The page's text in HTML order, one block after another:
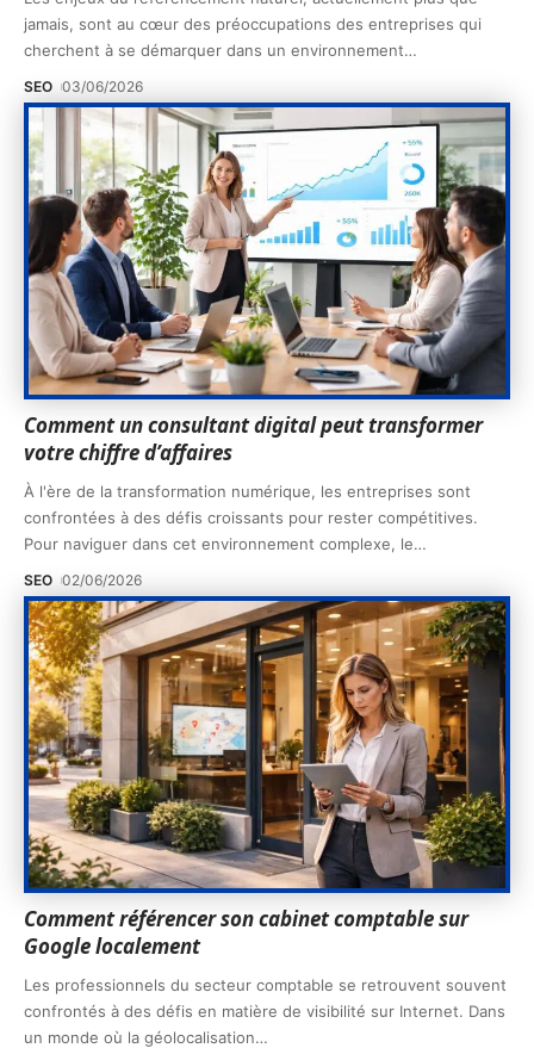
jamais, sont au cœur des préoccupations des entreprises qui
cherchent à se démarquer dans un environnement…
SEO 03/06/2026
Comment un consultant digital peut transformer
votre chiffre d’affaires
À l'ère de la transformation numérique, les entreprises sont
confrontées à des défis croissants pour rester compétitives.
Pour naviguer dans cet environnement complexe, le…
SEO 02/06/2026
Comment référencer son cabinet comptable sur
Google localement
Les professionnels du secteur comptable se retrouvent souvent
confrontés à des défis en matière de visibilité sur Internet. Dans
un monde où la géolocalisation…